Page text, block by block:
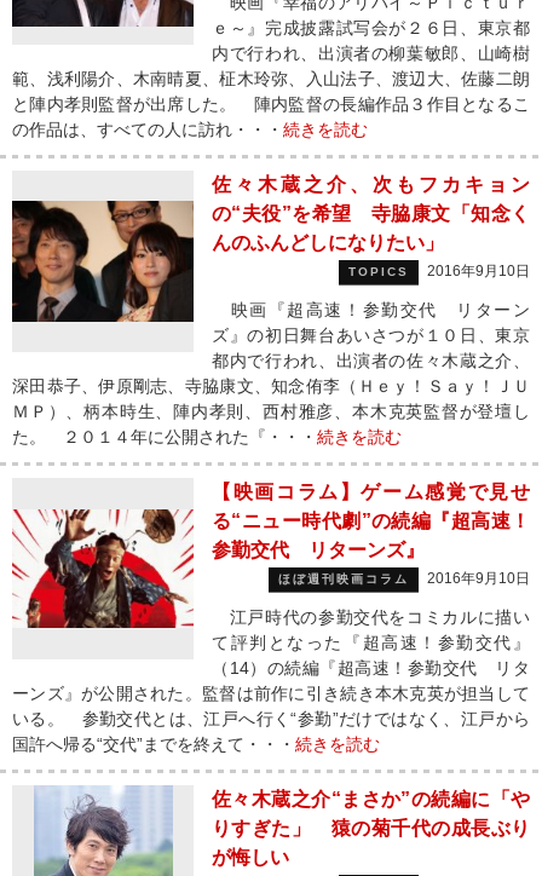
ｅ～』完成披露試写会が２６日、東京都
内で行われ、出演者の柳葉敏郎、山崎樹
範、浅利陽介、木南晴夏、柾木玲弥、入山法子、渡辺大、佐藤二朗
と陣内孝則監督が出席した。 陣内監督の長編作品３作目となるこ
の作品は、すべての人に訪れ・・・ 続きを読む
佐々木蔵之介、次もフカキョン
の“夫役”を希望 寺脇康文「知念く
んのふんどしになりたい」
TOPICS 2016年9月10日
映画『超高速！参勤交代 リターン
ズ』の初日舞台あいさつが１０日、東京
都内で行われ、出演者の佐々木蔵之介、
深田恭子、伊原剛志、寺脇康文、知念侑李（Ｈｅｙ！Ｓａｙ！ＪＵ
ＭＰ）、柄本時生、陣内孝則、西村雅彦、本木克英監督が登壇し
た。 ２０１４年に公開された『・・・ 続きを読む
【映画コラム】ゲーム感覚で見せ
る“ニュー時代劇”の続編『超高速！
参勤交代 リターンズ』
ほぼ週刊映画コラム 2016年9月10日
江戸時代の参勤交代をコミカルに描い
て評判となった『超高速！参勤交代』
（14）の続編『超高速！参勤交代 リタ
ーンズ』が公開された。監督は前作に引き続き本木克英が担当して
いる。 参勤交代とは、江戸へ行く“参勤”だけではなく、江戸から
国許へ帰る“交代”までを終えて・・・ 続きを読む
佐々木蔵之介“まさか”の続編に「や
りすぎた」 猿の菊千代の成長ぶり
が悔しい